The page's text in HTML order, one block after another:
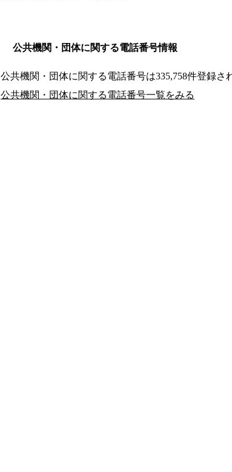
公共機関・団体に関する電話番号情報
公共機関・団体に関する電話番号は335,758件登録さ
公共機関・団体に関する電話番号一覧をみる